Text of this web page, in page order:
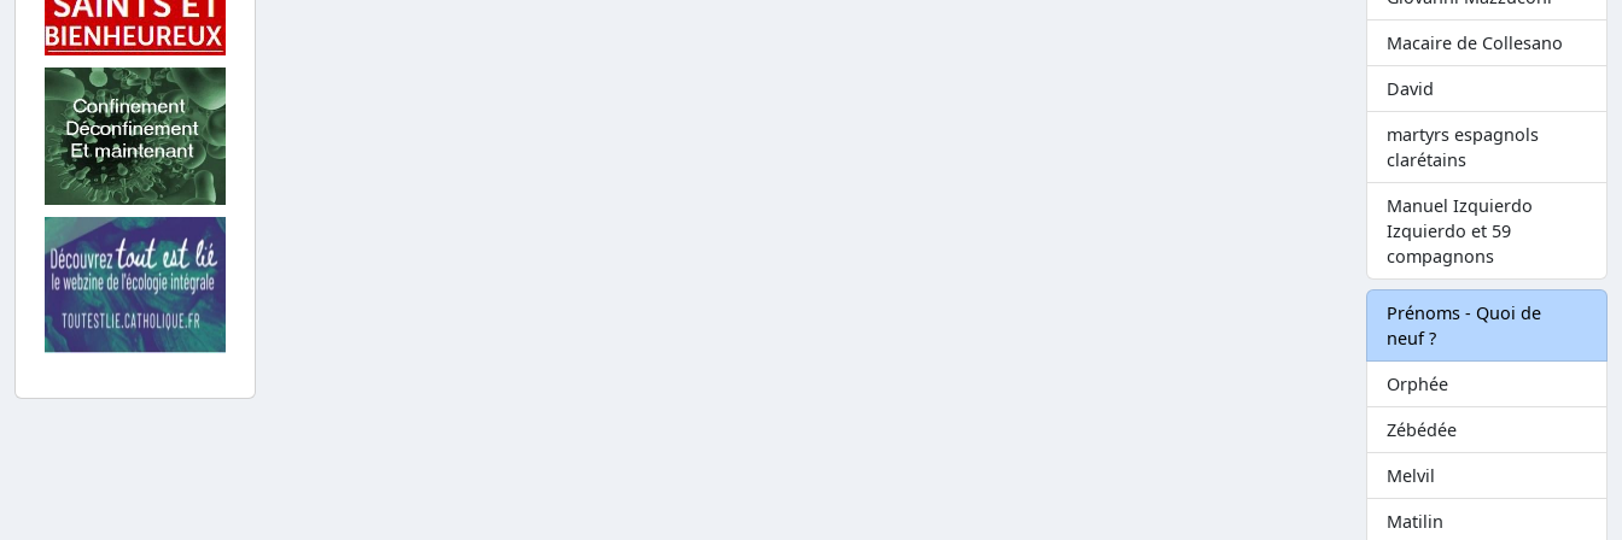
Macaire de Collesano
David
martyrs espagnols
clarétains
Manuel Izquierdo
Izquierdo et 59
compagnons
Prénoms - Quoi de
neuf ?
Orphée
Zébédée
Melvil
Matilin